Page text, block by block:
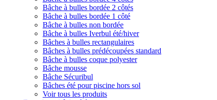
Bâche à bulles bordée 2 côtés
Bâche à bulles bordée 1 côté
Bâche à bulles non bordée
Bâche à bulles Iverbul été/hiver
Bâches à bulles rectangulaires
Bâches à bulles prédécoupées standard
Bâche à bulles coque polyester
Bâche mousse
Bâche Sécuribul
Bâches été pour piscine hors sol
Voir tous les produits